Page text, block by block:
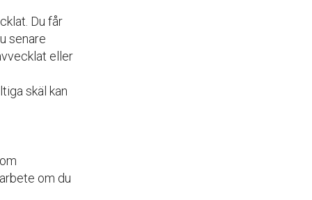
Du får
senare
eller
skäl kan
om du